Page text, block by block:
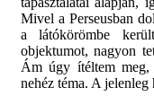
Mivel a Perseusban
a látókörömbe
objektumot, nagyon
Ám úgy ítéltem meg,
nehéz téma. A